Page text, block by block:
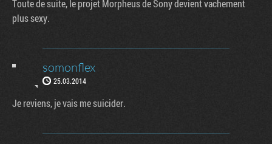
Toute de suite, le projet Morpheus de Sony devient vachement
plus sexy.
somonflex
25.03.2014
Je reviens, je vais me suicider.